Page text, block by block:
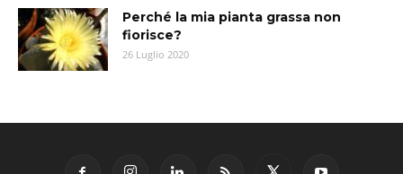
Perché la mia pianta grassa non
fiorisce?
26 Luglio 2020